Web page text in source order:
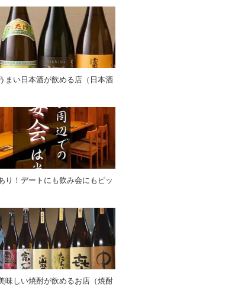
まい日本酒が飲める店（日本酒
り！デートにも飲み会にもピッ
味しい焼酎が飲めるお店（焼酎